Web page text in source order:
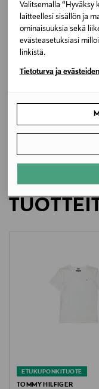
Valitsemalla “Hyväksy
laitteellesi sisällön ja
ominaisuuksia sekä
evästeasetuksiasi
linkistä.
Tietoturva ja
Valmistusmaa
Pakistan
Valmistajan
New Balance
t-paita, trikoopaita,
POLO RALPH LAUREN
LISÄÄ
ETUKUPONKITUOTE
TOMMY HILFIGER